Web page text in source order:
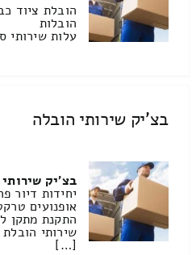
הובלת ציוד
הובלות
עלות
בצ'יק שירותי הובלה
בצ'יק
יחידות דיור
אופנועים
התקנת מתקן
שירותי
[…]